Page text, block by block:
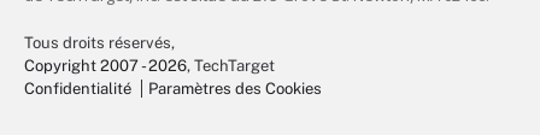
Tous droits réservés,
Copyright 2007 - 2026, TechTarget
Confidentialité
Paramètres des Cookies